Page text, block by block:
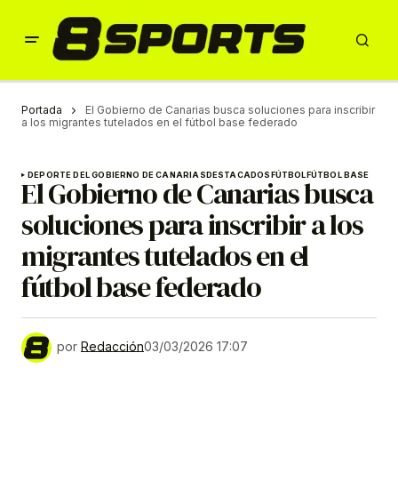
Portada
El Gobierno de Canarias busca soluciones para inscribir
a los migrantes tutelados en el fútbol base federado
DEPORTE DEL GOBIERNO DE CANARIASDESTACADOSFÚTBOLFÚTBOL BASE
El Gobierno de Canarias busca
soluciones para inscribir a los
migrantes tutelados en el
fútbol base federado
por Redacción03/03/2026 17:07